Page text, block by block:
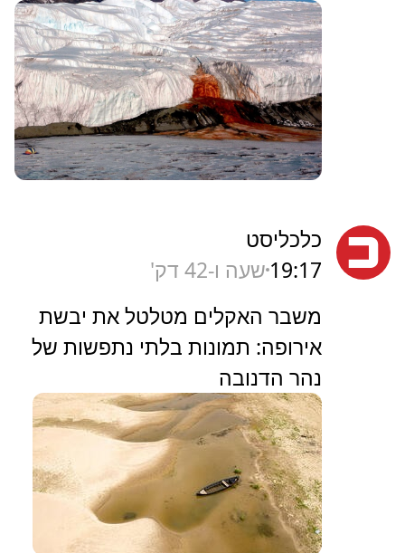
כלכליסט
19:17 שעה ו-42 דק'
משבר האקלים מטלטל את יבשת
אירופה: תמונות בלתי נתפשות של
נהר הדנובה